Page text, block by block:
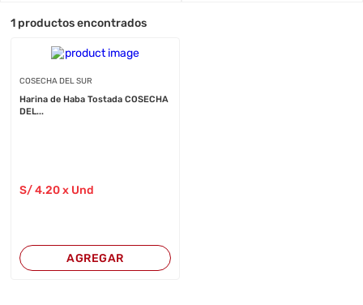
1 productos encontrados
COSECHA DEL SUR
Harina de Haba Tostada COSECHA
DEL...
S/4.20 x Und
AGREGAR